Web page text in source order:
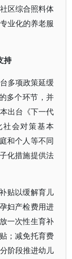
区综合照料体
业化的养老服
持
多项政策延缓
多个环节，并
出台《下一代
会对策基本
和个人等不同
化措施提供法
贴以缓解育儿
妇产检费用进
一次性生育补
；减免托育费
阶段推进幼儿